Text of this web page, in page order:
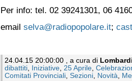
Per info: tel. 02 39241301, 06
email selva@radiopopolare.it;
24.04.15 20:00:00 , a cura di
dibattiti
Iniziative 25 Aprile
Comitati Provinciali Sezioni Novità